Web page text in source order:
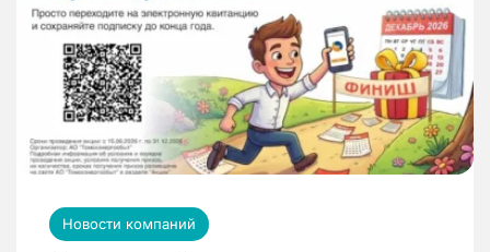
Новости компаний